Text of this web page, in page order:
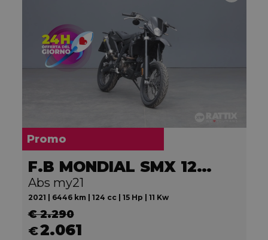
Promo
F.B MONDIAL SMX 125 Motard
Abs my21
2021 | 6446 km | 124 cc | 15 Hp | 11 Kw
€ 2.290
€2.061